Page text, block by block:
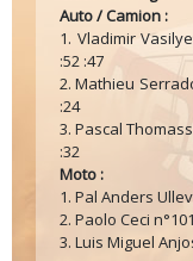
Auto / Camion :
1. Vladimir
:52 :47
2. Mathieu
:24
3. Pascal
:32
Moto :
1. Pal Anders
2. Paolo Ceci
3. Luis Miguel